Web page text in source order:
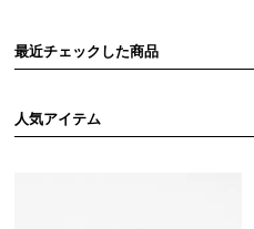
最近チェックした商品
人気アイテム